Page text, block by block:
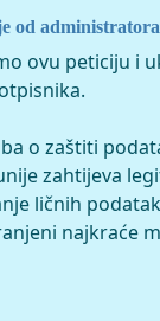
od
ovu peticiju i
o zaštiti
zahtijeva
ličnih
najkraće